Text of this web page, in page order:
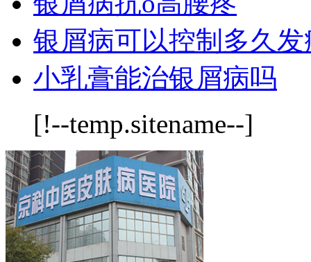
银屑病可以控制多久发
小乳膏能治银屑病吗
[!--temp.sitename--]